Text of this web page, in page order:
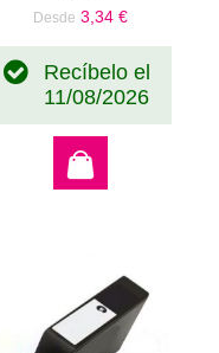
Desde 3,34 €
Recíbelo el
11/08/2026